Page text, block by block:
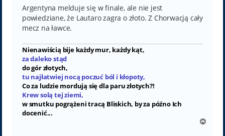
Argentyna melduje się w finale, ale nie jest
powiedziane, że Lautaro zagra o złoto. Z Chorwacją cały
mecz na ławce.
Nienawiścią bije każdy mur, każdy kąt,
za daleko stąd
do gór złotych,
tu najłatwiej nocą poczuć ból i kłopoty,
Co za ludzie mordują się dla paru złotych?!
Krew solą tej ziemi,
w smutku pogrążeni tracą Bliskich, by za późno Ich
docenić...